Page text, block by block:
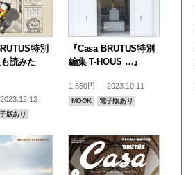
特別
読みた
版あり
『Casa BRUTUS特別
編集 T-HOUS …』
1,650円 — 2023.10.11
MOOK 電子版あり